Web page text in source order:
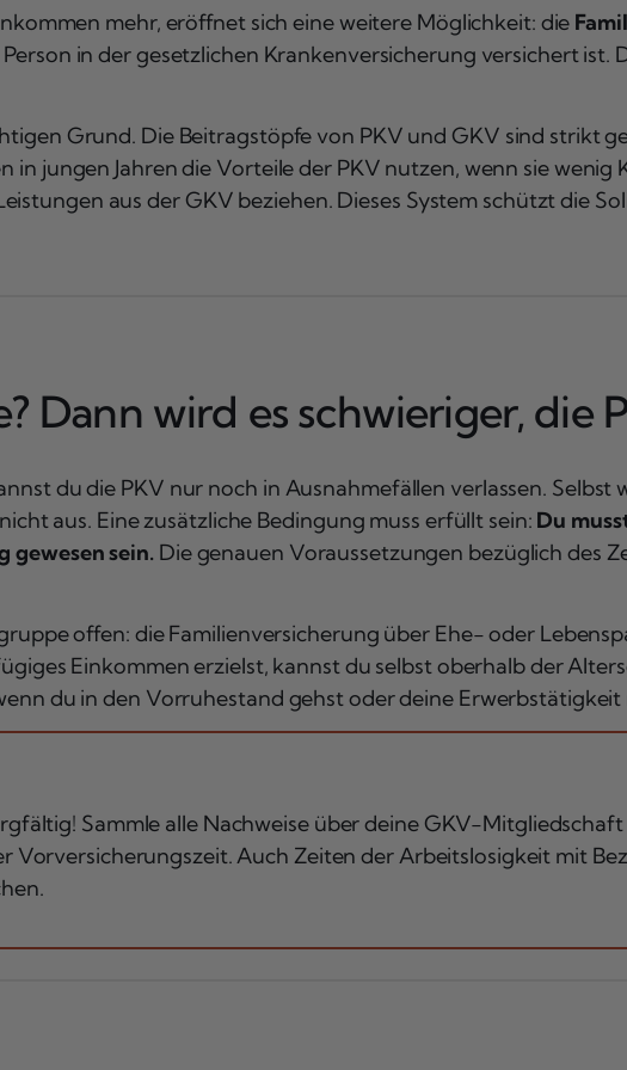
mehr, eröffnet sich eine weitere Möglichkeit: die
Person in der gesetzlichen Krankenversicherung versichert
Grund. Die Beitragstöpfe von PKV und GKV sind strikt
in jungen Jahren die Vorteile der PKV nutzen, wenn sie
aus der GKV beziehen. Dieses System schützt die
Dann wird es schwieriger, die
du die PKV nur noch in Ausnahmefällen verlassen.
aus. Eine zusätzliche Bedingung muss erfüllt sein: Du
gewesen sein. Die genauen Voraussetzungen bezüglich des
offen: die Familienversicherung über Ehe- oder
Einkommen erzielst, kannst du selbst oberhalb der
du in den Vorruhestand gehst oder deine Erwerbstätigkeit
Sammle alle Nachweise über deine GKV-Mitgliedschaft
Auch Zeiten der Arbeitslosigkeit mit